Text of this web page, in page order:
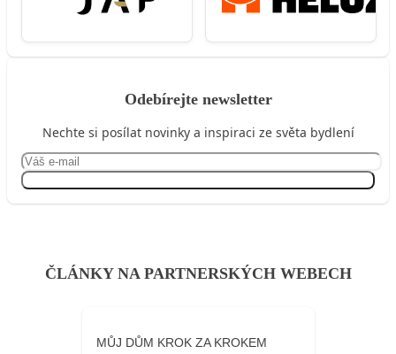
Odebírejte newsletter
Nechte si posílat novinky a inspiraci ze světa bydlení
ČLÁNKY NA PARTNERSKÝCH WEBECH
MŮJ DŮM KROK ZA KROKEM